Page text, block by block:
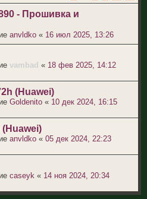
- Прошивка и
anvldko « 16 июл 2025, 13:26
vambad « 18 фев 2025, 14:12
(Huawei)
Goldenito « 10 дек 2024, 16:15
anvldko « 05 дек 2024, 22:23
caseyk « 14 ноя 2024, 20:34